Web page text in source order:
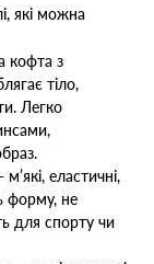
які можна
кофта з
тіло,
Легко
еластичні,
форму, не
для спорту чи